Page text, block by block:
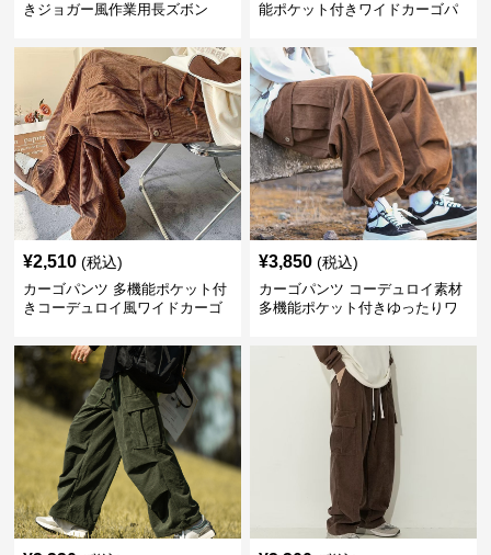
きジョガー風作業用長ズボン
能ポケット付きワイドカーゴパ
¥2,510 (税込)
カーゴパンツ 多機能ポケット付
きコーデュロイ風ワイドカーゴ
¥3,850 (税込)
カーゴパンツ コーデュロイ素材
多機能ポケット付きゆったりワ